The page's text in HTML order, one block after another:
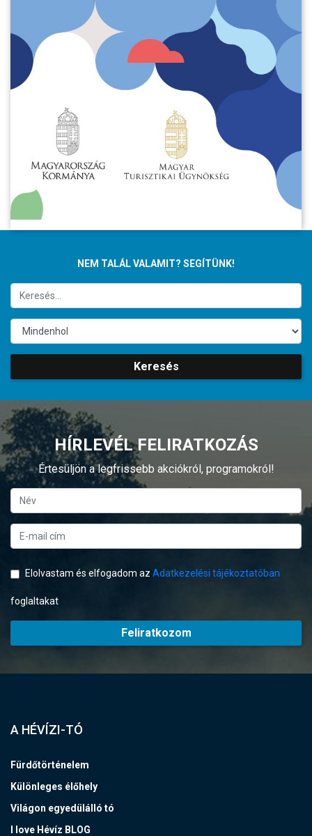
NEM TALÁL VALAMIT? SEGÍTÜNK!
Keresés
HÍRLEVÉL FELIRATKOZÁS
Értesüljön a legfrissebb akciókról, programokról!
Elolvastam és elfogadom az Adatkezelési tájékoztatóban
foglaltakat
Feliratkozom
A HÉVÍZI-TÓ
Fürdőtörténelem
Különleges élőhely
Világon egyedülálló tó
I love Hévíz BLOG